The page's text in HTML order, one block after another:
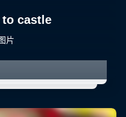
castle
片